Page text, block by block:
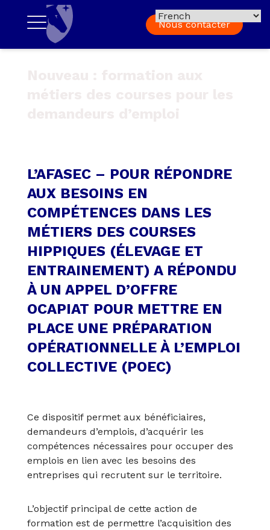
Nous contacter
L’AFASEC – POUR RÉPONDRE
AUX BESOINS EN
COMPÉTENCES DANS LES
MÉTIERS DES COURSES
HIPPIQUES (ÉLEVAGE ET
ENTRAINEMENT) A RÉPONDU
À UN APPEL D’OFFRE
OCAPIAT POUR METTRE EN
PLACE UNE PRÉPARATION
OPÉRATIONNELLE À L’EMPLOI
COLLECTIVE (POEC)
Ce dispositif permet aux bénéficiaires,
demandeurs d’emplois, d’acquérir les
compétences nécessaires pour occuper des
emplois en lien avec les besoins des
entreprises qui recrutent sur le territoire.
L’objectif principal de cette action de
formation est de permettre l’acquisition des